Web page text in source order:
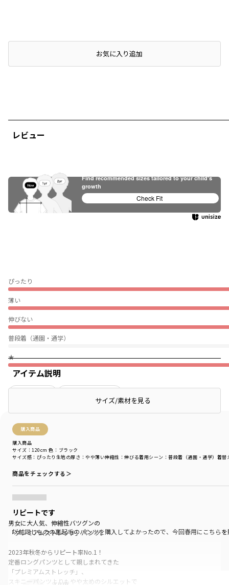
レビュー
ぴったり
薄い
伸びない
普段着（通園・通学）
★
購入商品
購入商品
サイズ感 ：ぴったり 生地の厚さ ：やや薄い伸縮性 ：伸びる着用シーン ：普段着（通園・通学） 着替
サイズ：120cm 色：ブラック
商品をチェックする＞
リピートです
以前同じものの裏起毛のパンツを購入してよかったので、今回春用にこちら
店頭在庫を確認するお気に入り追加
アイテム説明
サイズ/素材を見る
男女に大人気、伸縮性バツグンの
「プレミアムストレッチ」パンツ。
2023年秋冬からリピート率No.1！
定番ロングパンツとして親しまれてきた
「プレミアムストレッチ」、
スキニーパンツよりもやや太めのシルエットで
Find recommended sizes tailored to your child's
growth
Check Fit